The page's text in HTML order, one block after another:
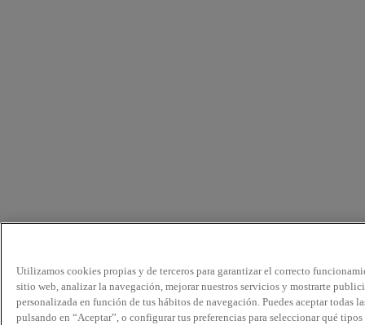
Utilizamos cookies propias y de terceros para garantizar el correcto
sitio web, analizar la navegación, mejorar nuestros servicios y mostrarte
personalizada en función de tus hábitos de navegación. Puedes aceptar todas
pulsando en “Aceptar”, o configurar tus preferencias para seleccionar qué tipos